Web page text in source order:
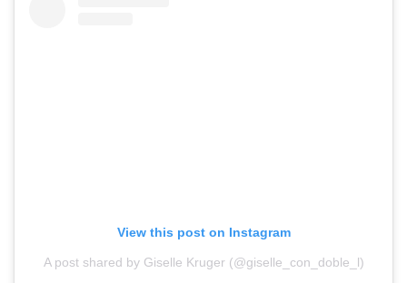
View this post on Instagram
A post shared by Giselle Kruger (@giselle_con_doble_l)